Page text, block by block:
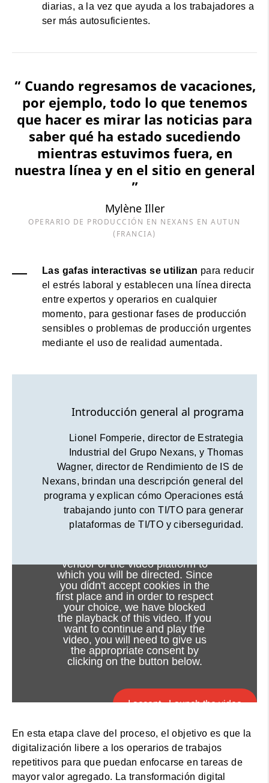
diarias, a la vez que ayuda a los trabajadores a
ser más autosuficientes.
“ Cuando regresamos de vacaciones,
por ejemplo, todo lo que tenemos
que hacer es mirar las noticias para
saber qué ha estado sucediendo
mientras estuvimos fuera, en
nuestra línea y en el sitio en general
”
Mylène Iller
OPERARIO DE PRODUCCIÓN EN NEXANS EN AUTUN
(FRANCIA)
Las gafas interactivas se utilizan para reducir
el estrés laboral y establecen una línea directa
entre expertos y operarios en cualquier
momento, para gestionar fases de producción
sensibles o problemas de producción urgentes
mediante el uso de realidad aumentada.
Introducción general al programa
Lionel Fomperie, director de Estrategia
Industrial del Grupo Nexans, y Thomas
Wagner, director de Rendimiento de IS de
Nexans, brindan una descripción general del
programa y explican cómo Operaciones está
trabajando junto con TI/TO para generar
plataformas de TI/TO y ciberseguridad.
vendor of the video platform to
which you will be directed. Since
you didn't accept cookies in the
first place and in order to respect
your choice, we have blocked
the playback of this video. If you
want to continue and play the
video, you will need to give us
the appropriate consent by
clicking on the button below.
I accept - Launch the video
Cookie consent
En esta etapa clave del proceso, el objetivo es que la
digitalización libere a los operarios de trabajos
repetitivos para que puedan enfocarse en tareas de
mayor valor agregado. La transformación digital